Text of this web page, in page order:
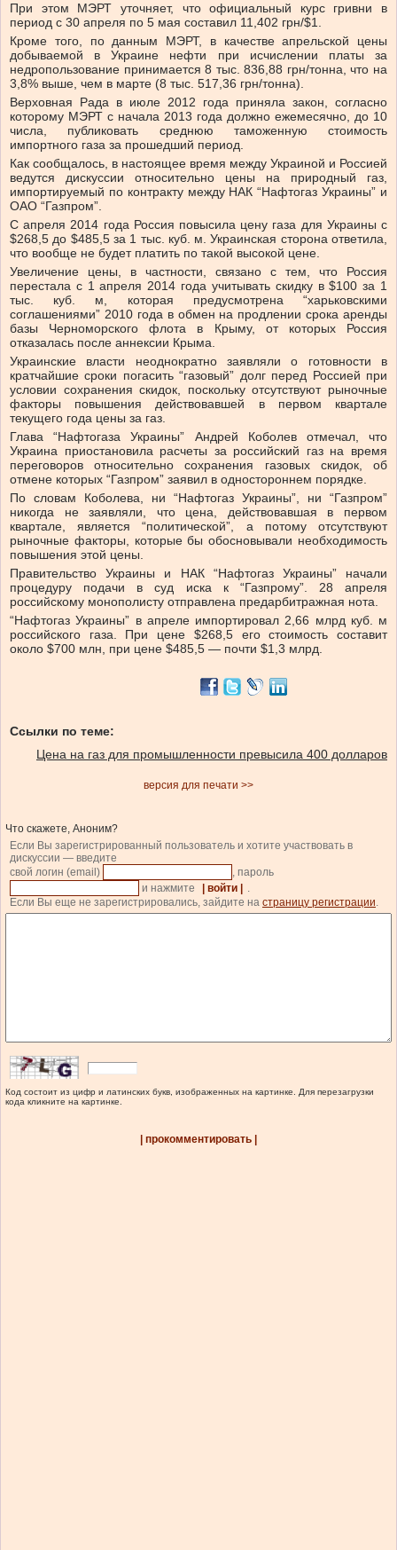
При этом МЭРТ уточняет, что официальный курс гривни в
период с 30 апреля по 5 мая составил 11,402 грн/$1.
Кроме того, по данным МЭРТ, в качестве апрельской цены
добываемой в Украине нефти при исчислении платы за
недропользование принимается 8 тыс. 836,88 грн/тонна, что на
3,8% выше, чем в марте (8 тыс. 517,36 грн/тонна).
Верховная Рада в июле 2012 года приняла закон, согласно
которому МЭРТ с начала 2013 года должно ежемесячно, до 10
числа, публиковать среднюю таможенную стоимость
импортного газа за прошедший период.
Как сообщалось, в настоящее время между Украиной и Россией
ведутся дискуссии относительно цены на природный газ,
импортируемый по контракту между НАК “Нафтогаз Украины” и
ОАО “Газпром”.
С апреля 2014 года Россия повысила цену газа для Украины с
$268,5 до $485,5 за 1 тыс. куб. м. Украинская сторона ответила,
что вообще не будет платить по такой высокой цене.
Увеличение цены, в частности, связано с тем, что Россия
перестала с 1 апреля 2014 года учитывать скидку в $100 за 1
тыс. куб. м, которая предусмотрена “харьковскими
соглашениями” 2010 года в обмен на продлении срока аренды
базы Черноморского флота в Крыму, от которых Россия
отказалась после аннексии Крыма.
Украинские власти неоднократно заявляли о готовности в
кратчайшие сроки погасить “газовый” долг перед Россией при
условии сохранения скидок, поскольку отсутствуют рыночные
факторы повышения действовавшей в первом квартале
текущего года цены за газ.
Глава “Нафтогаза Украины” Андрей Коболев отмечал, что
Украина приостановила расчеты за российский газ на время
переговоров относительно сохранения газовых скидок, об
отмене которых “Газпром” заявил в одностороннем порядке.
По словам Коболева, ни “Нафтогаз Украины”, ни “Газпром”
никогда не заявляли, что цена, действовавшая в первом
квартале, является “политической”, а потому отсутствуют
рыночные факторы, которые бы обосновывали необходимость
повышения этой цены.
Правительство Украины и НАК “Нафтогаз Украины” начали
процедуру подачи в суд иска к “Газпрому”. 28 апреля
российскому монополисту отправлена предарбитражная нота.
“Нафтогаз Украины” в апреле импортировал 2,66 млрд куб. м
российского газа. При цене $268,5 его стоимость составит
около $700 млн, при цене $485,5 — почти $1,3 млрд.
Ссылки по теме:
Цена на газ для промышленности превысила 400 долларов
версия для печати >>
Что скажете, Аноним?
Если Вы зарегистрированный пользователь и хотите участвовать в
дискуссии — введите
свой логин (email)
, пароль
и нажмите
| войти |
.
Если Вы еще не зарегистрировались, зайдите на страницу регистрации.
Код состоит из цифр и латинских букв, изображенных на картинке. Для перезагрузки
кода кликните на картинке.
| прокомментировать |